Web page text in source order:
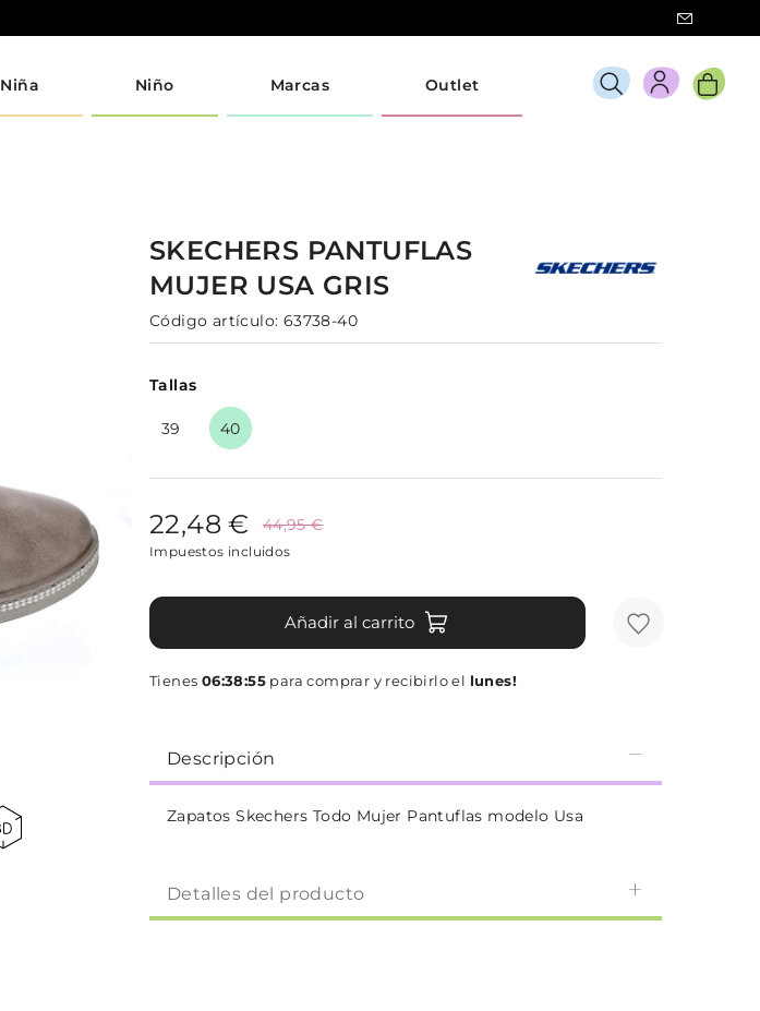
Niña Niño Marcas Outlet
SKECHERS PANTUFLAS
MUJER USA GRIS
Código artículo: 63738-40
Tallas
39 40
22,48 € 44,95 €
Impuestos incluidos
Añadir al carrito
Tienes 06:38:54 para comprar y recibirlo el lunes!
Descripción
Zapatos Skechers Todo Mujer Pantuflas modelo Usa
Detalles del producto